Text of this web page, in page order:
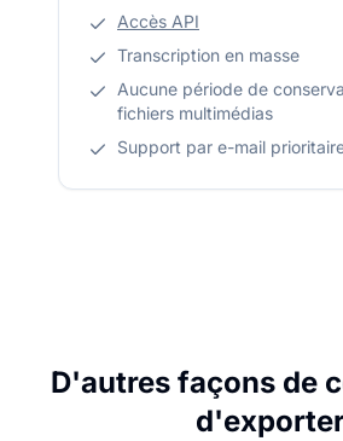
Accès API
Transcription en masse
Aucune période de
fichiers multimédias
Support par e-mail
D'autres façons de